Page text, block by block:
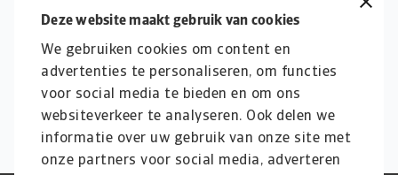
Deze website maakt gebruik van cookies
We gebruiken cookies om content en
advertenties te personaliseren, om functies
voor social media te bieden en om ons
websiteverkeer te analyseren. Ook delen we
informatie over uw gebruik van onze site met
onze partners voor social media, adverteren